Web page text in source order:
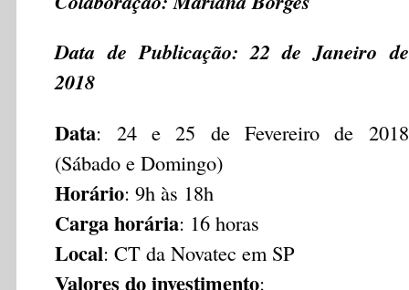
Data de Publicação: 22 de Janeiro de
2018
Data: 24 e 25 de Fevereiro de 2018
(Sábado e Domingo)
Horário: 9h às 18h
Carga horária: 16 horas
Local: CT da Novatec em SP
Valores do investimento: